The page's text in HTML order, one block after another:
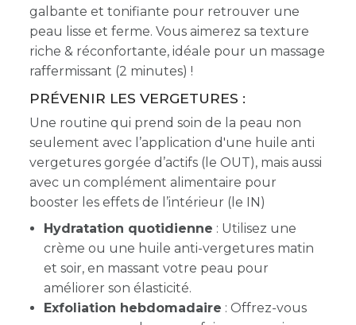
galbante et tonifiante pour retrouver une
peau lisse et ferme. Vous aimerez sa texture
riche & réconfortante, idéale pour un massage
raffermissant (2 minutes) !
PRÉVENIR LES VERGETURES :
Une routine qui prend soin de la peau non
seulement avec l’application d'une huile anti
vergetures gorgée d’actifs (le OUT), mais aussi
avec un complément alimentaire pour
booster les effets de l’intérieur (le IN)
Hydratation quotidienne : Utilisez une
crème ou une huile anti-vergetures matin
et soir, en massant votre peau pour
améliorer son élasticité.
Exfoliation hebdomadaire : Offrez-vous